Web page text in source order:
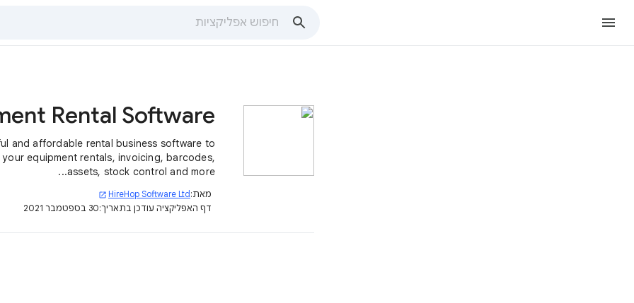
and affordable rental business software to
your equipment rentals, invoicing, barcodes,
assets, stock control and more...
מאת: HireHop Software Ltd
open_in_new
דף האפליקציה עודכן בתאריך:30 בספטמבר 2021